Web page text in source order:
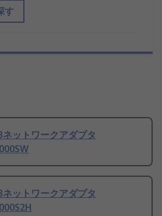
す
ットワークアダプタ
ットワークアダプタ